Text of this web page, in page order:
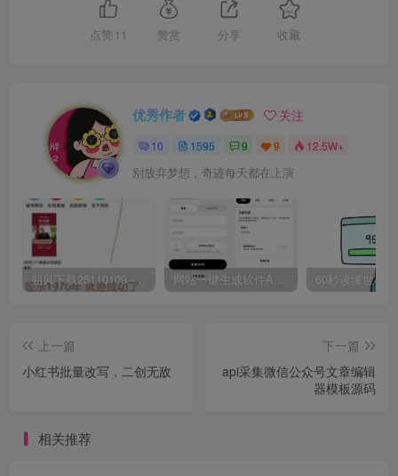
点赞 11 赞赏 分享 收藏
优秀作者 关注
10 1595 9 9 12.5W+
别放弃梦想，奇迹每天都在上演
朔风下载25110109 -磁力下载神器-去VIP限制版本 网站一键生成软件APP 完美版 同时支持打包html文件
上一篇
小红书批量改写，二创无敌
下一篇
api采集微信公众号文章编辑
器模板源码
相关推荐